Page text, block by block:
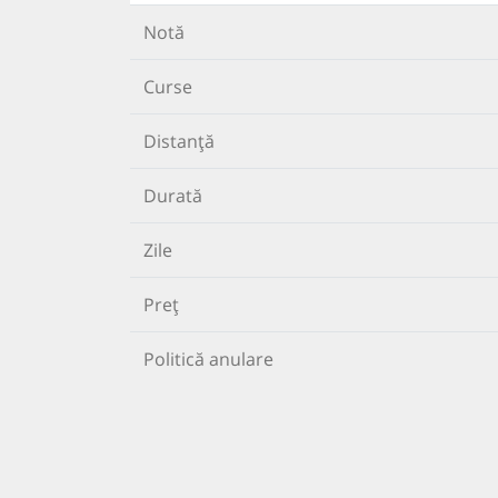
Notă
Curse
Distanță
Durată
Zile
Preț
Politică anulare